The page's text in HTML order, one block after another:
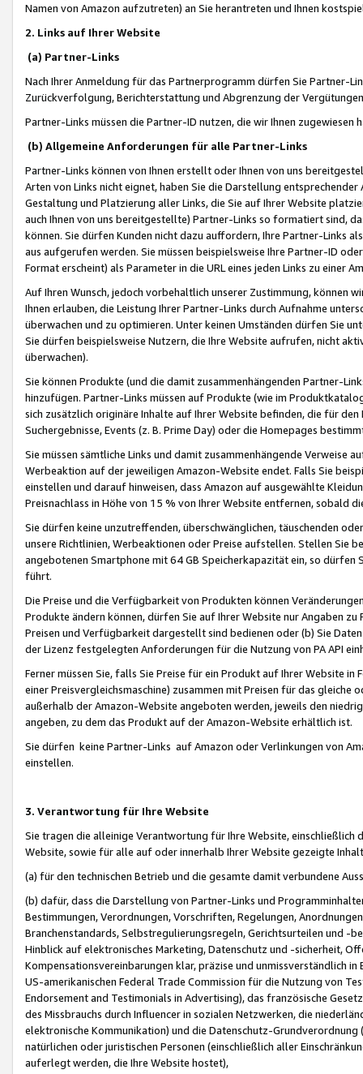
Namen von Amazon aufzutreten) an Sie herantreten und Ihnen
2. Links auf Ihrer Website
(a) Partner-Links
Nach Ihrer Anmeldung für das Partnerprogramm dürfen Sie Partner-
Zurückverfolgung, Berichterstattung und Abgrenzung der
Partner-Links müssen die Partner-ID nutzen, die wir Ihnen zugewiesen
(b) Allgemeine Anforderungen für alle Partner-Links
Partner-Links können von Ihnen erstellt oder Ihnen von uns
Arten von Links nicht eignet, haben Sie die Darstellung
Gestaltung und Platzierung aller Links, die Sie auf Ihrer Website
auch Ihnen von uns bereitgestellte) Partner-Links so formatiert sind,
können. Sie dürfen Kunden nicht dazu auffordern, Ihre Partner-Links
aus aufgerufen werden. Sie müssen beispielsweise Ihre Partner-ID
Format erscheint) als Parameter in die URL eines jeden Links zu einer
Auf Ihren Wunsch, jedoch vorbehaltlich unserer Zustimmung, können
Ihnen erlauben, die Leistung Ihrer Partner-Links durch Aufnahme
überwachen und zu optimieren. Unter keinen Umständen dürfen Sie
Sie dürfen beispielsweise Nutzern, die Ihre Website aufrufen, nicht
überwachen).
Sie können Produkte (und die damit zusammenhängenden Partner-
hinzufügen. Partner-Links müssen auf Produkte (wie im
sich zusätzlich originäre Inhalte auf Ihrer Website befinden, die für
Suchergebnisse, Events (z. B. Prime Day) oder die Homepages
Sie müssen sämtliche Links und damit zusammenhängende
Werbeaktion auf der jeweiligen Amazon-Website endet. Falls Sie
einstellen und darauf hinweisen, dass Amazon auf ausgewählte
Preisnachlass in Höhe von 15 % von Ihrer Website entfernen, sobald
Sie dürfen keine unzutreffenden, überschwänglichen, täuschenden
unsere Richtlinien, Werbeaktionen oder Preise aufstellen. Stellen Sie
angebotenen Smartphone mit 64 GB Speicherkapazität ein, so dürfen
führt.
Die Preise und die Verfügbarkeit von Produkten können
Produkte ändern können, dürfen Sie auf Ihrer Website nur Angaben
Preisen und Verfügbarkeit dargestellt sind bedienen oder (b) Sie
der Lizenz festgelegten Anforderungen für die Nutzung von PA API
Ferner müssen Sie, falls Sie Preise für ein Produkt auf Ihrer Website
einer Preisvergleichsmaschine) zusammen mit Preisen für das
außerhalb der Amazon-Website angeboten werden, jeweils den
angeben, zu dem das Produkt auf der Amazon-Website erhältlich ist.
Sie dürfen keine Partner-Links auf Amazon oder Verlinkungen von
einstellen.
3. Verantwortung für Ihre Website
Sie tragen die alleinige Verantwortung für Ihre Website,
Website, sowie für alle auf oder innerhalb Ihrer Website gezeigte
(a) für den technischen Betrieb und die gesamte damit verbundene
(b) dafür, dass die Darstellung von Partner-Links und
Bestimmungen, Verordnungen, Vorschriften, Regelungen,
Branchenstandards, Selbstregulierungsregeln, Gerichtsurteilen und -
Hinblick auf elektronisches Marketing, Datenschutz und -sicherheit,
Kompensationsvereinbarungen klar, präzise und unmissverständlich
US-amerikanischen Federal Trade Commission für die Nutzung von
Endorsement and Testimonials in Advertising), das französische
des Missbrauchs durch Influencer in sozialen Netzwerken, die
elektronische Kommunikation) und die Datenschutz-
natürlichen oder juristischen Personen (einschließlich aller
auferlegt werden, die Ihre Website hostet),